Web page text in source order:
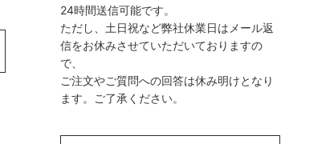
24時間送信可能です。
ただし、土日祝など弊社休業日はメール返
信をお休みさせていただいておりますの
で、
ご注文やご質問への回答は休み明けとなり
ます。ご了承ください。